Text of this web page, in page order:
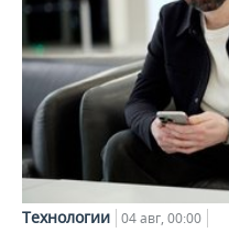
Технологии 04 авг, 00:00